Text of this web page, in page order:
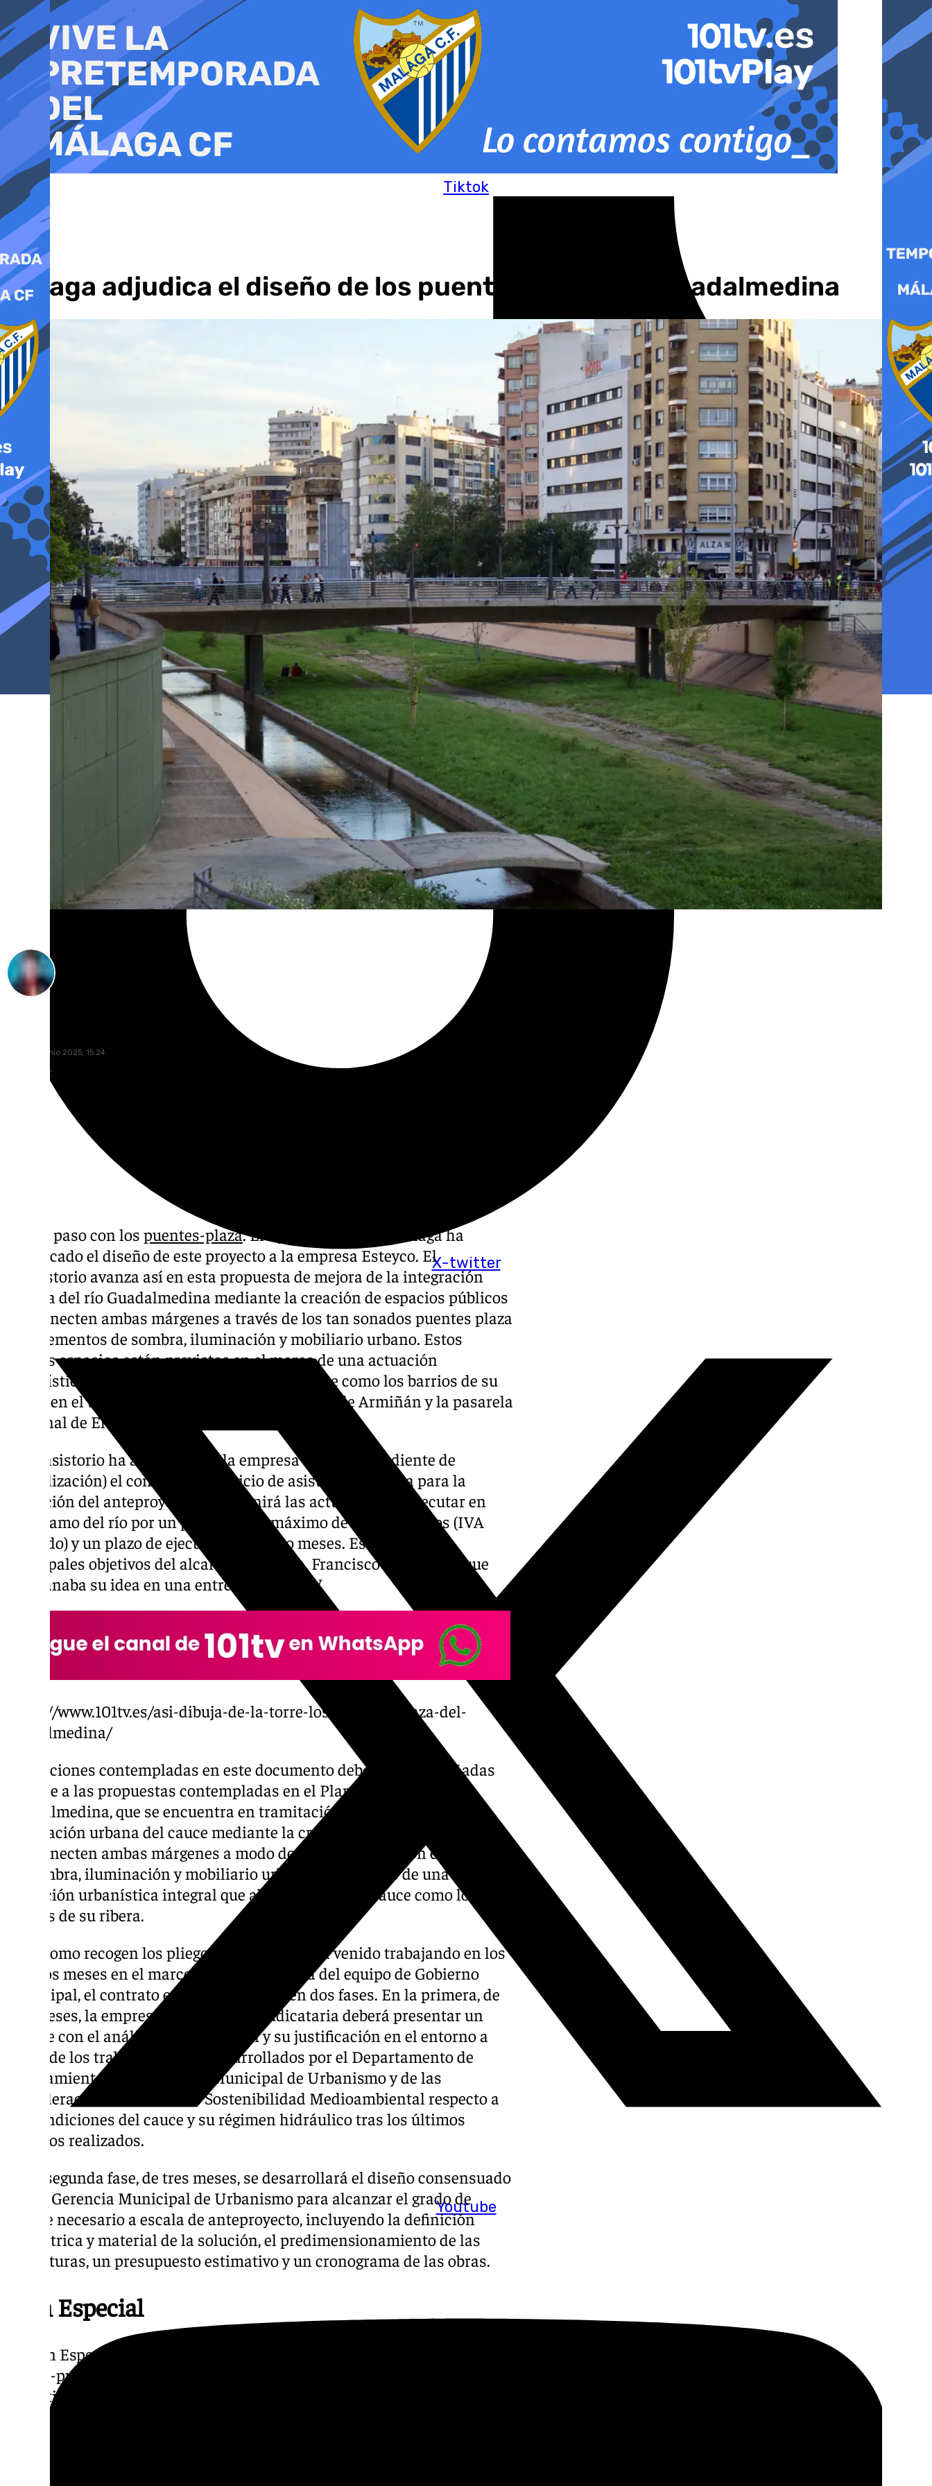
al
contenido
Tiktok
X-twitter
Youtube
Málaga adjudica el diseño de los puentes-plaza del Guadalmedina
lunes, 30 junio 2025, 15:24
Compartir:
Nuevo paso con los puentes-plaza. El Ayuntamiento de Málaga ha
adjudicado el diseño de este proyecto a la empresa Esteyco. El
Consistorio avanza así en esta propuesta de mejora de la integración
urbana del río Guadalmedina mediante la creación de espacios públicos
que conecten ambas márgenes a través de los tan sonados puentes plaza
con elementos de sombra, iluminación y mobiliario urbano. Estos
nuevos espacios están previstos en el marco de una actuación
urbanística integral que abarcará tanto el cauce como los barrios de su
ribera en el tramo comprendido entre el puente de Armiñán y la pasarela
peatonal de El Perchel.
El Consistorio ha adjudicado a la empresa Esteyco (pendiente de
formalización) el contrato de servicio de asistencia técnica para la
redacción del anteproyecto que definirá las actuaciones a ejecutar en
este tramo del río por un presupuesto máximo de 302.500 euros (IVA
incluido) y un plazo de ejecución de cinco meses. Es uno de los
principales objetivos del alcalde de Málaga, Francisco de la Torre, que
desgranaba su idea en una entrevista a 101TV.
https://www.101tv.es/asi-dibuja-de-la-torre-los-puentes-plaza-del-
guadalmedina/
Las acciones contempladas en este documento deberán ser diseñadas
en base a las propuestas contempladas en el Plan Especial
Guadalmedina, que se encuentra en tramitación, para mejorar la
integración urbana del cauce mediante la creación de espacios públicos
que conecten ambas márgenes a modo de plazas-puente con elementos
de sombra, iluminación y mobiliario urbano, en el marco de una
actuación urbanística integral que abarcará tanto el cauce como los
barrios de su ribera.
Tal y como recogen los pliegos en los que se ha venido trabajando en los
últimos meses en el marco de la hoja de ruta del equipo de Gobierno
municipal, el contrato está estructurado en dos fases. En la primera, de
dos meses, la empresa que resulte adjudicataria deberá presentar un
avance con el análisis de la solución y su justificación en el entorno a
partir de los trabajos previos desarrollados por el Departamento de
Planeamiento de la Gerencia Municipal de Urbanismo y de las
consideraciones del Área de Sostenibilidad Medioambiental respecto a
las condiciones del cauce y su régimen hidráulico tras los últimos
estudios realizados.
En la segunda fase, de tres meses, se desarrollará el diseño consensuado
con la Gerencia Municipal de Urbanismo para alcanzar el grado de
detalle necesario a escala de anteproyecto, incluyendo la definición
geométrica y material de la solución, el predimensionamiento de las
estructuras, un presupuesto estimativo y un cronograma de las obras.
Plan Especial
El Plan Especial del río Guadalmedina contempla la ejecución de varios
plazas-puente a lo largo de su trazado con el objeto de mejorar la
conectividad entre ambas márgenes del cauce y facilitar el uso